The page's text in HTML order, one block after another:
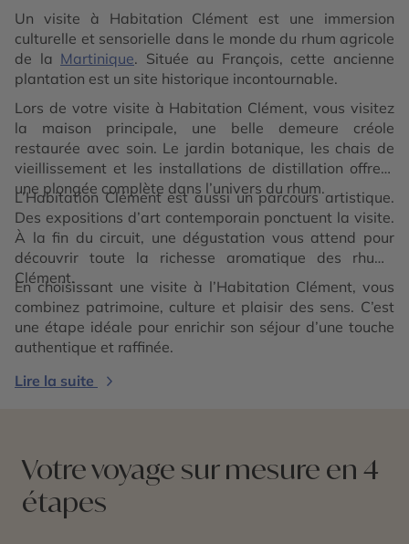
Un visite à Habitation Clément est une immersion
culturelle et sensorielle dans le monde du rhum agricole
de la Martinique. Située au François, cette ancienne
plantation est un site historique incontournable.
Lors de votre visite à Habitation Clément, vous visitez
la maison principale, une belle demeure créole
restaurée avec soin. Le jardin botanique, les chais de
vieillissement et les installations de distillation offrent
une plongée complète dans l’univers du rhum.
L’Habitation Clément est aussi un parcours artistique.
Des expositions d’art contemporain ponctuent la visite.
À la fin du circuit, une dégustation vous attend pour
découvrir toute la richesse aromatique des rhums
Clément.
En choisissant une visite à l’Habitation Clément, vous
combinez patrimoine, culture et plaisir des sens. C’est
une étape idéale pour enrichir son séjour d’une touche
authentique et raffinée.
Lire la suite
Votre voyage sur mesure en 4
étapes